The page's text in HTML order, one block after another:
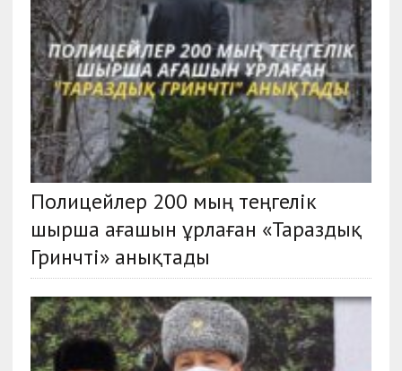
Полицейлер 200 мың теңгелiк
шырша ағашын ұрлаған «Тараздық
Гринчтi» анықтады